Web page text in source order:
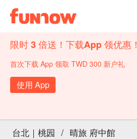
限时 3 倍送！下载App 领优惠！
首次下载 App 领取 TWD 300 新户礼
使用 App
台北｜桃园 / 晴旅 府中館